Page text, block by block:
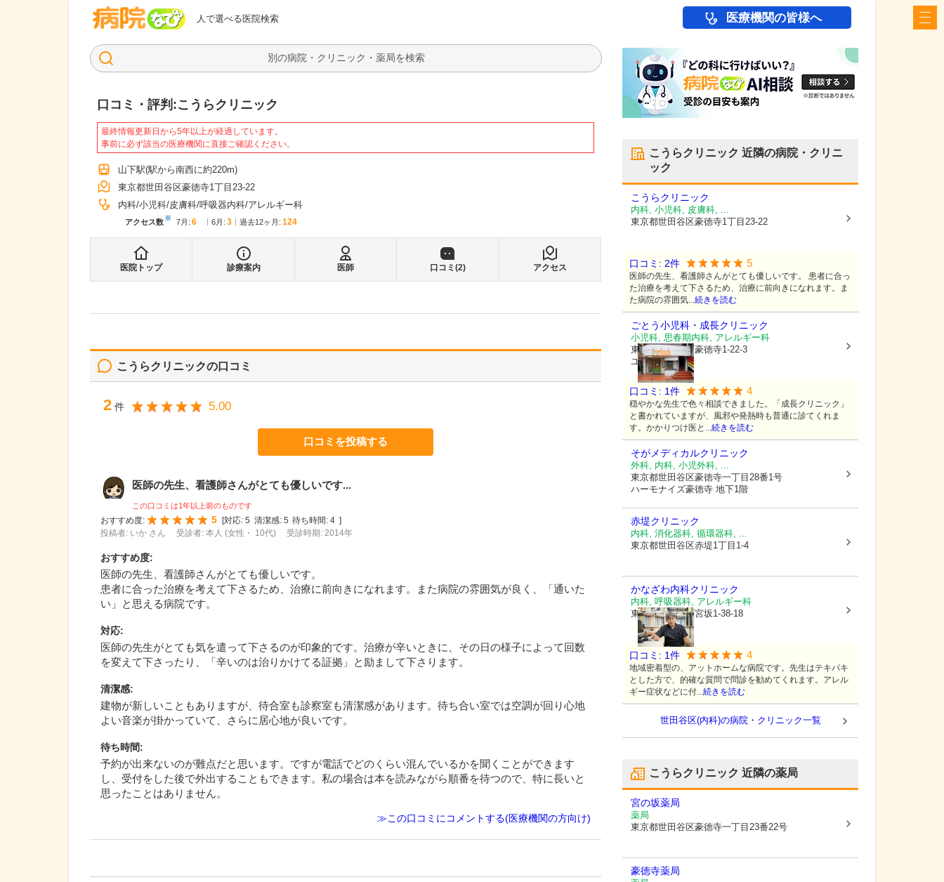
人で選べる医院検索
病院なび 医療機関の皆様へ
検索
口コミ・評判:こうらクリニック
最終情報更新日から5年以上が経過しています。
事前に必ず該当の医療機関に直接ご確認ください。
山下駅(駅から南西に約220m)
東京都世田谷区豪徳寺1丁目23-22
内科 小児科 皮膚科 呼吸器内科 アレルギー科
アクセス数※ 7月 : 6 6月 : 3 過去12ヶ月: 124
医院トップ 診療案内 医師 口コミ(2) アクセス
こうらクリニックの口コミ
2 件 5.00
口コミを投稿する
医師の先生、看護師さんがとても優しいです...
この口コミは1年以上前のものです
おすすめ度:
5 [対応: 5 清潔感: 5 待ち時間: 4 ]
投稿者: いか さん
受診者: 本人 (女性・ 10代) 受診時期: 2014年
おすすめ度:
医師の先生、看護師さんがとても優しいです。
患者に合った治療を考えて下さるため、治療に前向きになれます。また病院の雰囲気が良く、「通いた
い」と思える病院です。
対応:
医師の先生がとても気を遣って下さるのが印象的です。治療が辛いときに、その日の様子によって回数
を変えて下さったり、「辛いのは治りかけてる証拠」と励まして下さります。
清潔感:
建物が新しいこともありますが、待合室も診察室も清潔感があります。待ち合い室では空調が回り心地
よい音楽が掛かっていて、さらに居心地が良いです。
待ち時間:
予約が出来ないのが難点だと思います。ですが電話でどのくらい混んでいるかを聞くことができます
し、受付をした後で外出することもできます。私の場合は本を読みながら順番を待つので、特に長いと
思ったことはありません。
≫この口コミにコメントする(医療機関の方向け)
こうらクリニック 近隣の病院・クリニ
ック
こうらクリニック
内科, 小児科, 皮膚科, ...
東京都世田谷区豪徳寺1丁目23-22
口コミ: 2件 5
医師の先生、看護師さんがとても優しいです。 患者に合っ
た治療を考えて下さるため、治療に前向きになれます。ま
た病院の雰囲気...続きを読む
ごとう小児科・成長クリニック
小児科, 思春期内科, アレルギー科
東京都世田谷区豪徳寺1-22-3
ユアーズ1F
口コミ: 1件 4
穏やかな先生で色々相談できました。「成長クリニック」
と書かれていますが、風邪や発熱時も普通に診てくれま
す。かかりつけ医と...続きを読む
そがメディカルクリニック
外科, 内科, 小児外科, ...
東京都世田谷区豪徳寺一丁目28番1号
ハーモナイズ豪徳寺 地下1階
赤堤クリニック
内科, 消化器科, 循環器科, ...
東京都世田谷区赤堤1丁目1-4
かなざわ内科クリニック
内科, 呼吸器科, アレルギー科
東京都世田谷区宮坂1-38-18
口コミ: 1件 4
地域密着型の、アットホームな病院です。先生はテキパキ
とした方で、的確な質問で問診を勧めてくれます。アレル
ギー症状などに付...続きを読む
世田谷区(内科)の病院・クリニック一覧
こうらクリニック 近隣の薬局
宮の坂薬局
薬局
東京都世田谷区豪徳寺一丁目23番22号
豪徳寺薬局